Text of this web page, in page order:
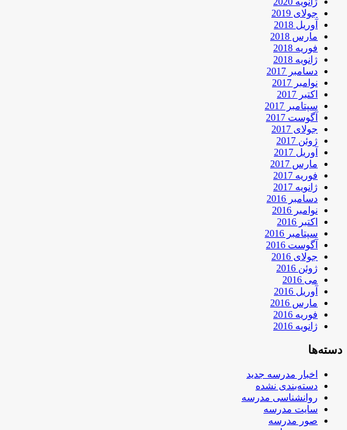
جولای 2019
آوریل 2018
مارس 2018
فوریه 2018
ژانویه 2018
دسامبر 2017
نوامبر 2017
اکتبر 2017
سپتامبر 2017
آگوست 2017
جولای 2017
ژوئن 2017
آوریل 2017
مارس 2017
فوریه 2017
ژانویه 2017
دسامبر 2016
نوامبر 2016
اکتبر 2016
سپتامبر 2016
آگوست 2016
جولای 2016
ژوئن 2016
می 2016
آوریل 2016
مارس 2016
فوریه 2016
ژانویه 2016
دسته‌ها
اخبار مدرسه جدید
دسته‌بندی نشده
روانشناسی مدرسه
سایت مدرسه
صور مدرسه